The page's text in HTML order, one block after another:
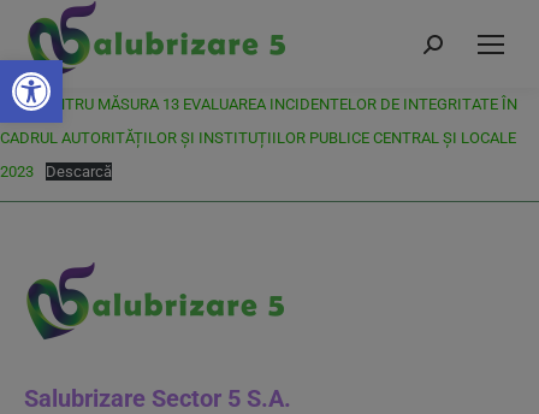
Deschide bara de unelte
FIȘĂ PENTRU MĂSURA 13 EVALUAREA INCIDENTELOR DE INTEGRITATE ÎN
CADRUL AUTORITĂȚILOR ȘI INSTITUȚIILOR PUBLICE CENTRAL ȘI LOCALE
2023
Descarcă
Salubrizare Sector 5 S.A.